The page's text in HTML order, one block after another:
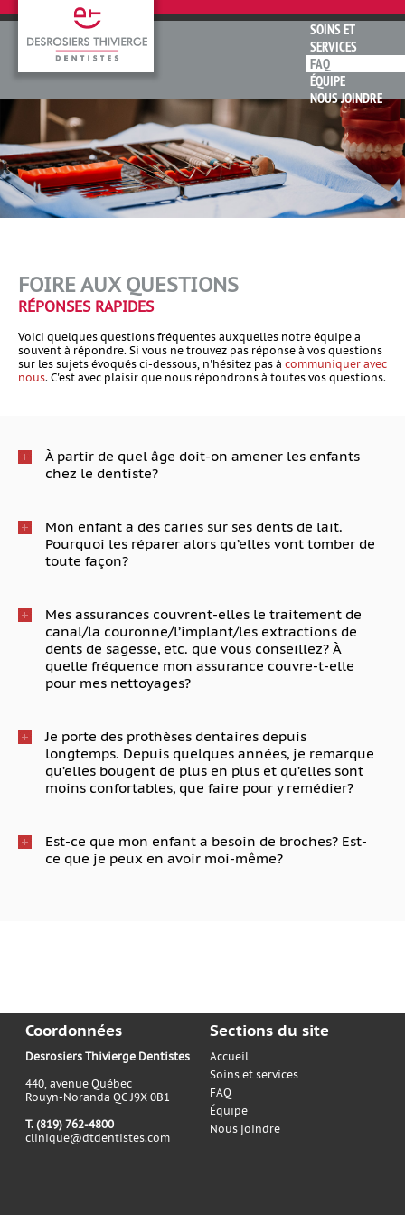
SOINS ET
SERVICES
FAQ
ÉQUIPE
NOUS JOINDRE
FOIRE AUX QUESTIONS
RÉPONSES RAPIDES
Voici quelques questions fréquentes auxquelles notre équipe a
souvent à répondre. Si vous ne trouvez pas réponse à vos questions
sur les sujets évoqués ci-dessous, n'hésitez pas à communiquer avec
nous. C'est avec plaisir que nous répondrons à toutes vos questions.
À partir de quel âge doit-on amener les enfants
chez le dentiste?
Mon enfant a des caries sur ses dents de lait.
Pourquoi les réparer alors qu’elles vont tomber de
toute façon?
Mes assurances couvrent-elles le traitement de
canal/la couronne/l’implant/les extractions de
dents de sagesse, etc. que vous conseillez? À
quelle fréquence mon assurance couvre-t-elle
pour mes nettoyages?
Je porte des prothèses dentaires depuis
longtemps. Depuis quelques années, je remarque
qu’elles bougent de plus en plus et qu’elles sont
moins confortables, que faire pour y remédier?
Est-ce que mon enfant a besoin de broches? Est-
ce que je peux en avoir moi-même?
Coordonnées
Desrosiers Thivierge Dentistes
440, avenue Québec
Rouyn-Noranda QC J9X 0B1
T. (819) 762-4800
clinique@dtdentistes.com
Sections du site
Accueil
Soins et services
FAQ
Équipe
Nous joindre